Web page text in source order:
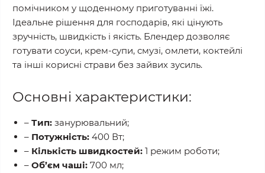
помічником у щоденному приготуванні їжі.
Ідеальне рішення для господарів, які цінують
зручність, швидкість і якість. Блендер дозволяє
готувати соуси, крем-супи, смузі, омлети, коктейлі
та інші корисні страви без зайвих зусиль.
Основні характеристики:
– Тип: занурювальний;
– Потужність: 400 Вт;
– Кількість швидкостей: 1 режим роботи;
– Об’єм чаші: 700 мл;